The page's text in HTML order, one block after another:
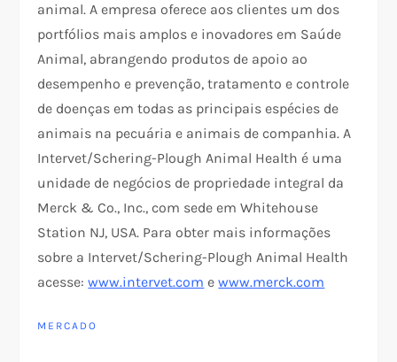
animal. A empresa oferece aos clientes um dos
portfólios mais amplos e inovadores em Saúde
Animal, abrangendo produtos de apoio ao
desempenho e prevenção, tratamento e controle
de doenças em todas as principais espécies de
animais na pecuária e animais de companhia. A
Intervet/Schering-Plough Animal Health é uma
unidade de negócios de propriedade integral da
Merck & Co., Inc., com sede em Whitehouse
Station NJ, USA. Para obter mais informações
sobre a Intervet/Schering-Plough Animal Health
acesse:www.intervet.com ewww.merck.com
MERCADO